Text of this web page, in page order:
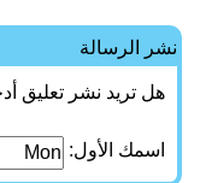
نشر الرسالة
هل تريد نشر تعليق
اسمك الأول: